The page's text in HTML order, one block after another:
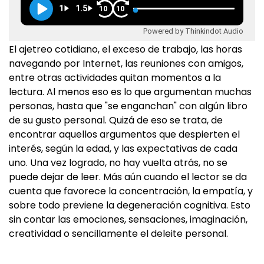
1 1.5 10 10
Powered by Thinkindot Audio
El ajetreo cotidiano, el exceso de trabajo, las horas
navegando por Internet, las reuniones con amigos,
entre otras actividades quitan momentos a la
lectura. Al menos eso es lo que argumentan muchas
personas, hasta que "se enganchan" con algún libro
de su gusto personal. Quizá de eso se trata, de
encontrar aquellos argumentos que despierten el
interés, según la edad, y las expectativas de cada
uno. Una vez logrado, no hay vuelta atrás, no se
puede dejar de leer. Más aún cuando el lector se da
cuenta que favorece la concentración, la empatía, y
sobre todo previene la degeneración cognitiva. Esto
sin contar las emociones, sensaciones, imaginación,
creatividad o sencillamente el deleite personal.